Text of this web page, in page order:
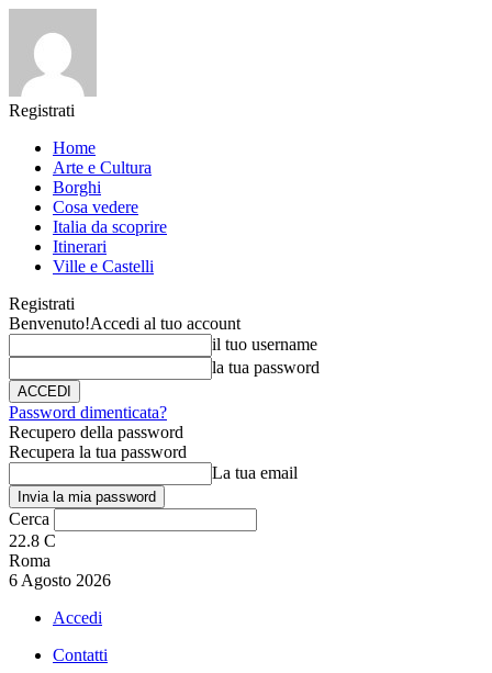
Registrati
Home
Arte e Cultura
Borghi
Cosa vedere
Italia da scoprire
Itinerari
Ville e Castelli
Registrati
Benvenuto!Accedi al tuo account
il tuo username
la tua password
Password dimenticata?
Recupero della password
Recupera la tua password
La tua email
Cerca
22.8 C
Roma
6 Agosto 2026
Accedi
Contatti